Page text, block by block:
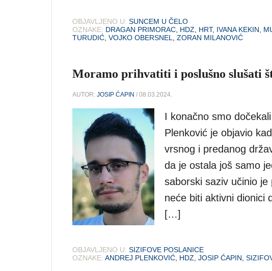
OBJAVLJENO U: SUNCEM U ČELO
OZNAKE: DRAGAN PRIMORAC HDZ HRT, IVANA KEKIN
TURUDIĆ VOJKO OBERSNEL ZORAN MILANOVIĆ
Moramo prihvatiti i poslušno slušati
AUTOR: JOSIP ĆAPIN / 08.03.2024.
I konačno smo
Plenković je objavio
vrsnog i predanog
da je ostala još samo
saborski saziv učinio
neće biti aktivni dionici
[…]
OBJAVLJENO U: SIZIFOVE POSLANICE
OZNAKE: ANDREJ PLENKOVIĆ, HDZ, JOSIP ĆAPIN,